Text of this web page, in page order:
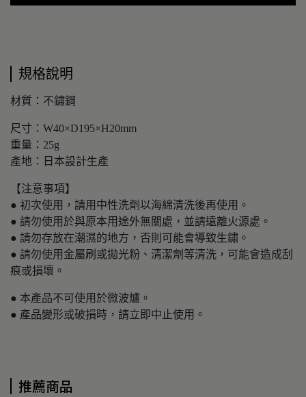
規格說明
材質：不鏽鋼
尺寸：W40×D195×H20mm
重量：25g
產地：日本設計生產
【注意事項】
● 初次使用，請用中性洗劑以海綿清洗後再使用。
● 請勿使用於與原本用途外無關處，並請遠離火源處。
● 請勿存放在潮濕的地方，否則可能會導致生鏽。
● 請勿使用金屬刷或拋光粉、清潔劑等清洗，可能會造成刮
痕或損壞。
● 本產品不可使用於微波爐。
● 產品變形或破損時，請立即中止使用。
推薦商品